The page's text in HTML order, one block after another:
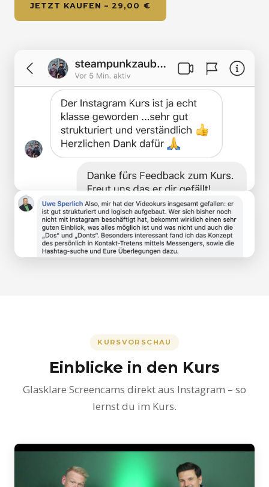
JETZT KAUFEN – 29,00 €
KURSVORSCHAU
Einblicke in den Kurs
Glasklare Screencams direkt aus Instagram – so
lernst du im Kurs.